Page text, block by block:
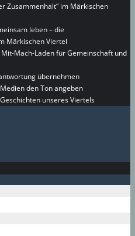
Zusammenhalt“ im Märkischen
leben – die
Märkischen Viertel
Mit-Mach-Laden für Gemeinschaft und
übernehmen
den Ton angeben
unseres Viertels